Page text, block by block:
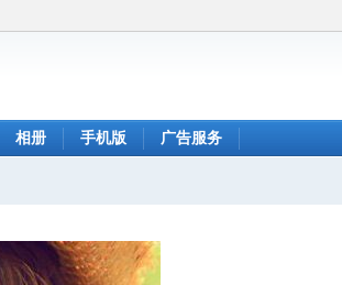
相册 手机版 广告服务